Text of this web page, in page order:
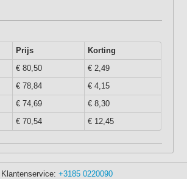
Prijs
Korting
€ 80,50
€ 2,49
€ 78,84
€ 4,15
€ 74,69
€ 8,30
€ 70,54 € 12,45
Klantenservice: +3185 0220090